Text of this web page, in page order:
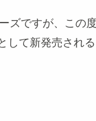
ズですが、この
て新発売され